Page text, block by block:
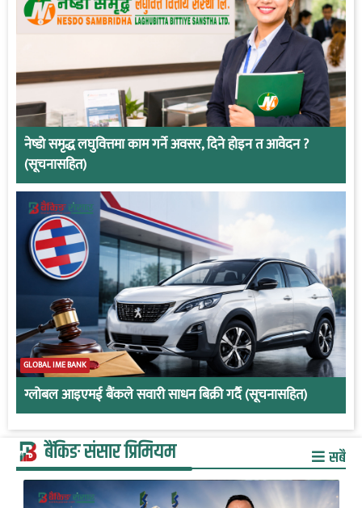
नेष्डो समृद्ध लघुवित्तमा काम गर्ने अवसर, दिने होइन त आवेदन ?
(सूचनासहित)
GLOBAL IME BANK
ग्लोबल आइएमई बैंकले सवारी साधन बिक्री गर्दै (सूचनासहित)
बैंकिङ संसार प्रिमियम सबै